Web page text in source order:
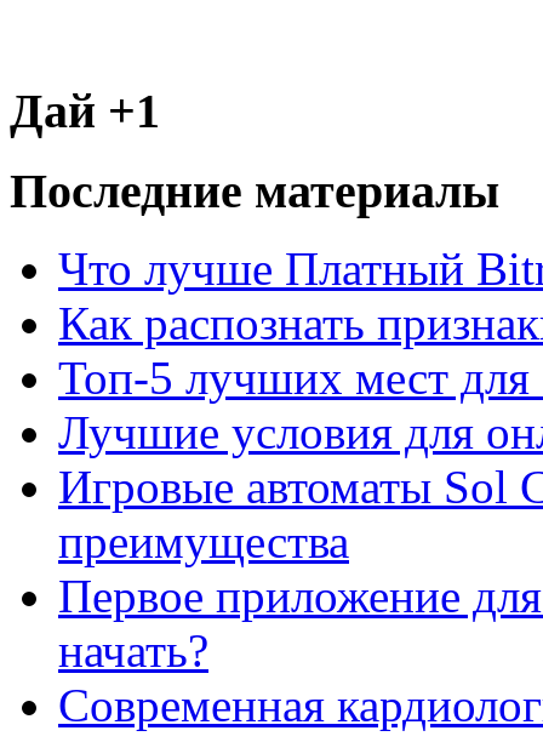
Дай +1
Последние материалы
Что лучше Платный
Как распознать
Топ-5 лучших мест для
Лучшие условия для
Игровые автоматы Sol
преимущества
Первое приложение
начать?
Современная